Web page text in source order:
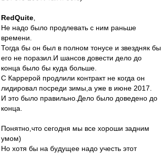
RedQuite
Не надо было продлевать с ним раньше
времени.
Тогда бы он был в полном тонусе и звездняк бы
его не поразил.И шансов довести дело до
конца было бы куда больше.
С Каррерой продлили контракт не когда он
лидировал посреди зимы,а уже в июне 2017.
И это было правильно.Дело было доведено до
конца.
Понятно,что сегодня мы все хороши задним
умом)
Но хотя бы на будущее надо учесть этот